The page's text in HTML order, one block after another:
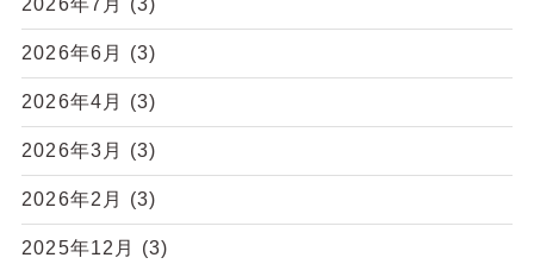
2026年7月 (3)
2026年6月 (3)
2026年4月 (3)
2026年3月 (3)
2026年2月 (3)
2025年12月 (3)